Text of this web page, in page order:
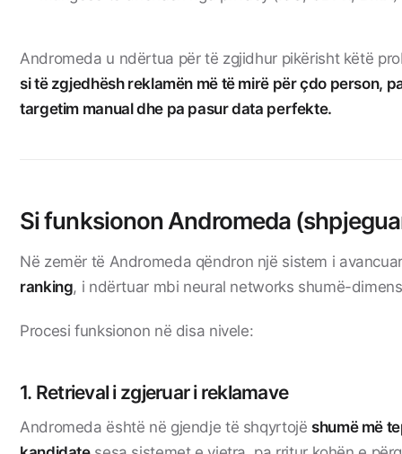
Andromeda u ndërtua për të zgjidhur pikërisht këtë
si të zgjedhësh reklamën më të mirë për çdo person,
targetim manual dhe pa pasur data perfekte.
Si funksionon Andromeda
Në zemër të Andromeda qëndron një sistem i
ranking, i ndërtuar mbi neural networks shumë-
Procesi funksionon në disa nivele:
1. Retrieval i zgjeruar i reklamave
Andromeda është në gjendje të shqyrtojëshumë më